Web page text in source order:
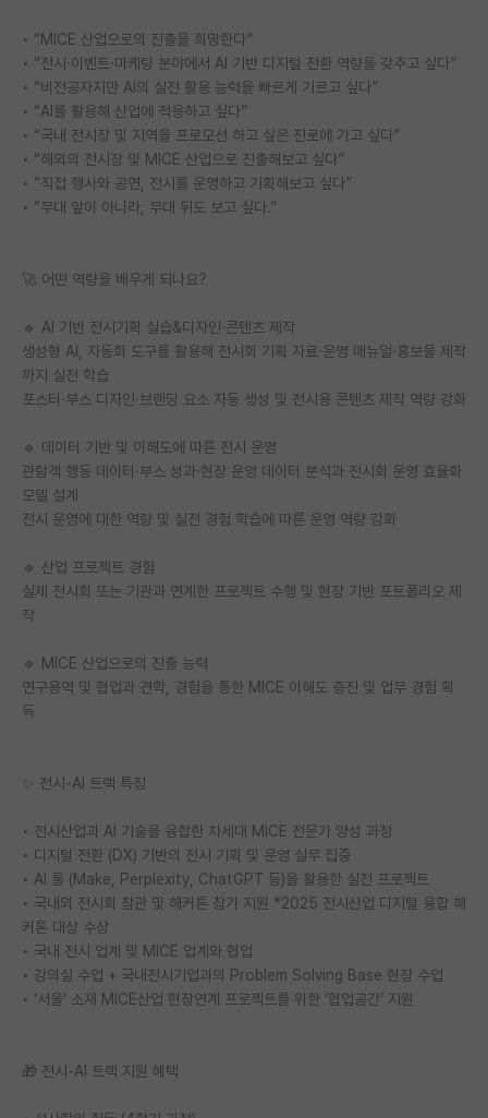
• “MICE 산업으로의 진출을 희망한다”
• “전시·이벤트·마케팅 분야에서 AI 기반 디지털 전환 역량을 갖추고 싶다”
• “비전공자지만 AI의 실전 활용 능력을 빠르게 기르고 싶다”
• “AI를 활용해 산업에 적용하고 싶다”
• “국내 전시장 및 지역을 프로모션 하고 싶은 진로에 가고 싶다”
• “해외의 전시장 및 MICE 산업으로 진출해보고 싶다”
• “직접 행사와 공연, 전시를 운영하고 기획해보고 싶다”
• “무대 앞이 아니라, 무대 뒤도 보고 싶다.”
🚀 어떤 역량을 배우게 되나요?
🔹 AI 기반 전시기획 실습&디자인·콘텐츠 제작
생성형 AI, 자동화 도구를 활용해 전시회 기획 자료·운영 매뉴얼·홍보물 제작
까지 실전 학습
포스터·부스 디자인·브랜딩 요소 자동 생성 및 전시용 콘텐츠 제작 역량 강화
🔹 데이터 기반 및 이해도에 따른 전시 운영
관람객 행동 데이터·부스 성과·현장 운영 데이터 분석과 전시회 운영 효율화
모델 설계
전시 운영에 대한 역량 및 실전 경험 학습에 따른 운영 역량 강화
🔹 산업 프로젝트 경험
실제 전시회 또는 기관과 연계한 프로젝트 수행 및 현장 기반 포트폴리오 제
작
🔹 MICE 산업으로의 진출 능력
연구용역 및 협업과 견학, 경험을 통한 MICE 이해도 증진 및 업무 경험 획
득
✨ 전시-AI 트랙 특징
• 전시산업과 AI 기술을 융합한 차세대 MICE 전문가 양성 과정
• 디지털 전환 (DX) 기반의 전시 기획 및 운영 실무 집중
• AI 툴 (Make, Perplexity, ChatGPT 등)을 활용한 실전 프로젝트
• 국내외 전시회 참관 및 해커톤 참가 지원 *2025 전시산업 디지털 융합 해
커톤 대상 수상
• 국내 전시 업계 및 MICE 업계와 협업
• 강의실 수업 + 국내전시기업과의 Problem Solving Base 현장 수업
• ‘서울’ 소재 MICE산업 현장연계 프로젝트를 위한 ‘협업공간’ 지원
🎁 전시-AI 트랙 지원 혜택